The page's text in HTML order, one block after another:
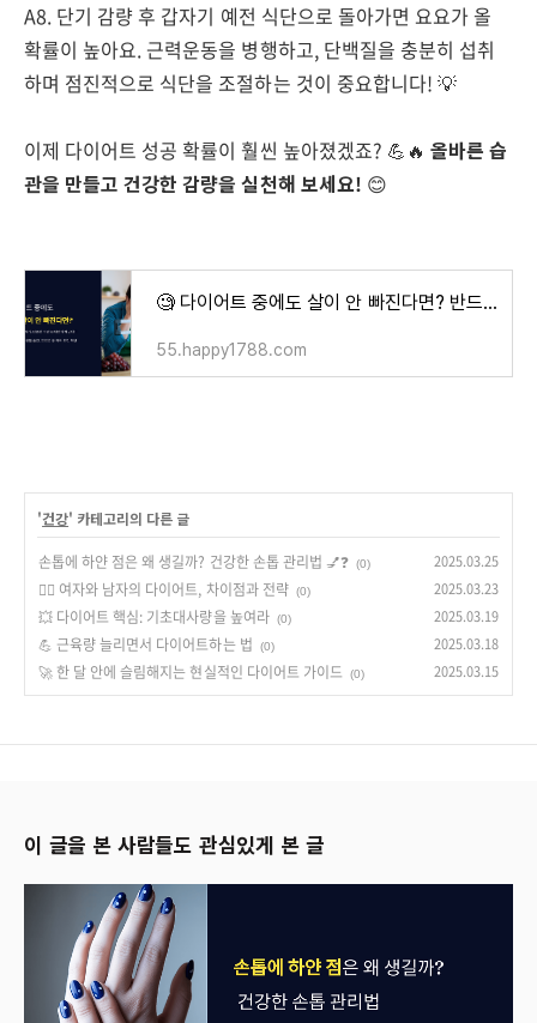
A8. 단기 감량 후 갑자기 예전 식단으로 돌아가면 요요가 올
확률이 높아요. 근력운동을 병행하고, 단백질을 충분히 섭취
하며 점진적으로 식단을 조절하는 것이 중요합니다! 💡
이제 다이어트 성공 확률이 훨씬 높아졌겠죠? 💪🔥 올바른 습
관을 만들고 건강한 감량을 실천해 보세요! 😊
🧐 다이어트 중에도 살이 안 빠진다면? 반드시 점검할 것들
55.happy1788.com
'건강' 카테고리의 다른 글
손톱에 하얀 점은 왜 생길까? 건강한 손톱 관리법 💅❓ (0) 2025.03.25
💃‍♀️ 여자와 남자의 다이어트, 차이점과 전략 (0) 2025.03.23
💥 다이어트 핵심: 기초대사량을 높여라 (0) 2025.03.19
💪 근육량 늘리면서 다이어트하는 법 (0) 2025.03.18
🚀 한 달 안에 슬림해지는 현실적인 다이어트 가이드 (0) 2025.03.15
이 글을 본 사람들도 관심있게 본 글